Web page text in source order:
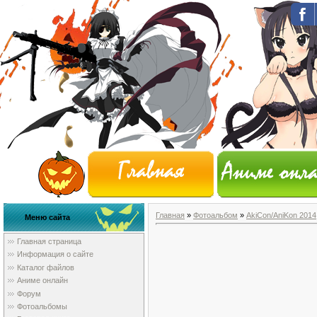
Меню сайта
Главная страница
Информация о сайте
Каталог файлов
Аниме онлайн
Форум
Фотоальбомы
Главная » Фотоальбом » AkiCon/AniKon 2014